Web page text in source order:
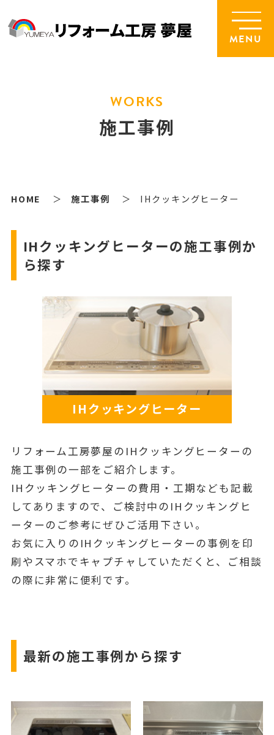
MENU
WORKS
施工事例
HOME 施工事例 IHクッキングヒーター
IHクッキングヒーターの施工事例か
ら探す
IHクッキングヒーター
リフォーム工房夢屋のIHクッキングヒーターの
施工事例の一部をご紹介します。
IHクッキングヒーターの費用・工期なども記載
してありますので、ご検討中のIHクッキングヒ
ーターのご参考にぜひご活用下さい。
お気に入りのIHクッキングヒーターの事例を印
刷やスマホでキャプチャしていただくと、ご相談
の際に非常に便利です。
最新の施工事例から探す